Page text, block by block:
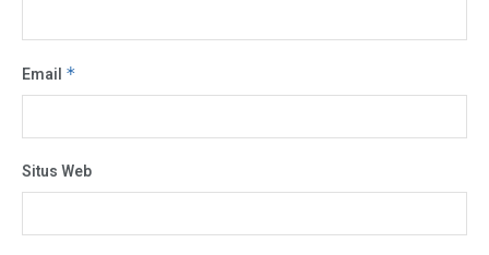
Email *
Situs Web